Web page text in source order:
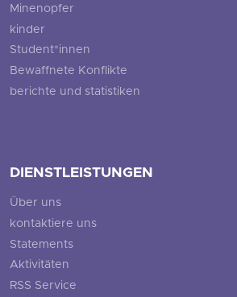
Minenopfer
kinder
Student*innen
Bewaffnete Konflikte
berichte und statistiken
DIENSTLEISTUNGEN
Über uns
kontaktiere uns
Statements
Aktivitäten
RSS Service